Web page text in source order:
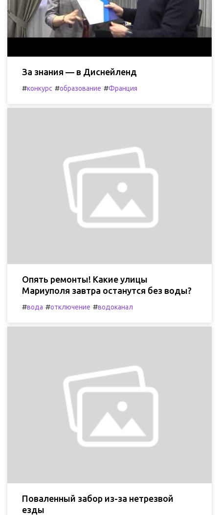
За знания — в Диснейленд
#конкурс #образование #Франция
Опять ремонты! Какие улицы
Мариуполя завтра останутся без воды?
#вода #отключение #водоканал
Поваленный забор из-за нетрезвой
езды